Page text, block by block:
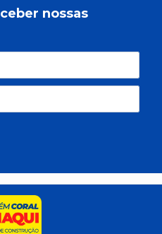
nossas